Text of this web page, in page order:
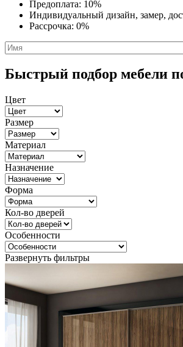
Предоплата: 10%
Индивидуальный дизайн, замер,
Рассрочка: 0%
Быстрый подбор мебели
Цвет
Размер
Материал
Назначение
Форма
Кол-во дверей
Особенности
Развернуть фильтры